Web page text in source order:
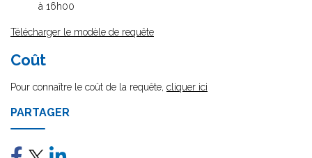
à 16h00
Télécharger le modèle de requête
Coût
Pour connaître le coût de la requête, cliquer ici
PARTAGER